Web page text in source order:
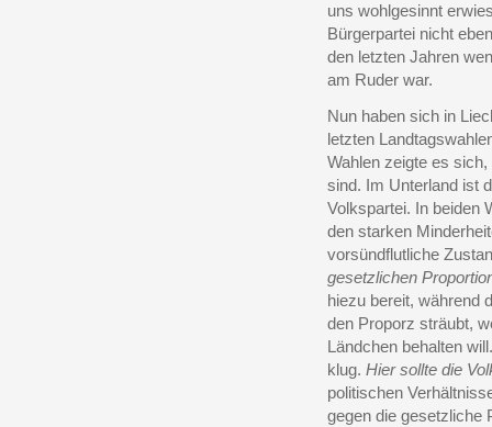
uns wohlgesinnt
Bürgerpartei nicht
den letzten Jahren
am Ruder war.
Nun haben sich in
letzten
Wahlen zeigte es
sind. Im Unterland ist
Volkspartei. In beiden
den starken
vorsündflutliche
gesetzlichen
hiezu bereit, während
den Proporz sträubt,
Ländchen behalten
klug. Hier sollte die
politischen
gegen die gesetzliche